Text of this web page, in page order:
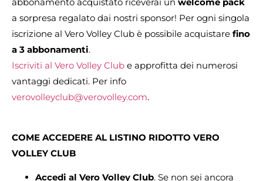
a sorpresa regalato dai nostri sponsor! Per ogni singola
iscrizione al Vero Volley Club è possibile acquistare fino
a 3 abbonamenti.
Iscriviti al Vero Volley Club e approfitta dei numerosi
vantaggi dedicati. Per info
verovolleyclub@verovolley.com.
COME ACCEDERE AL LISTINO RIDOTTO VERO
VOLLEY CLUB
Accedi al Vero Volley Club. Se non sei ancora